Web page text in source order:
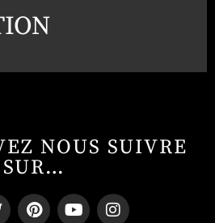
NOUS SUIVRE
SUR…